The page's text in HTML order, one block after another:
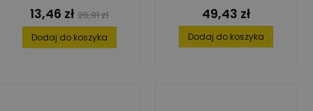
Cena
13,46 zł Cena
podstawowa
26,91 zł
Dodaj do koszyka
Cena
49,43 zł
Dodaj do koszyka